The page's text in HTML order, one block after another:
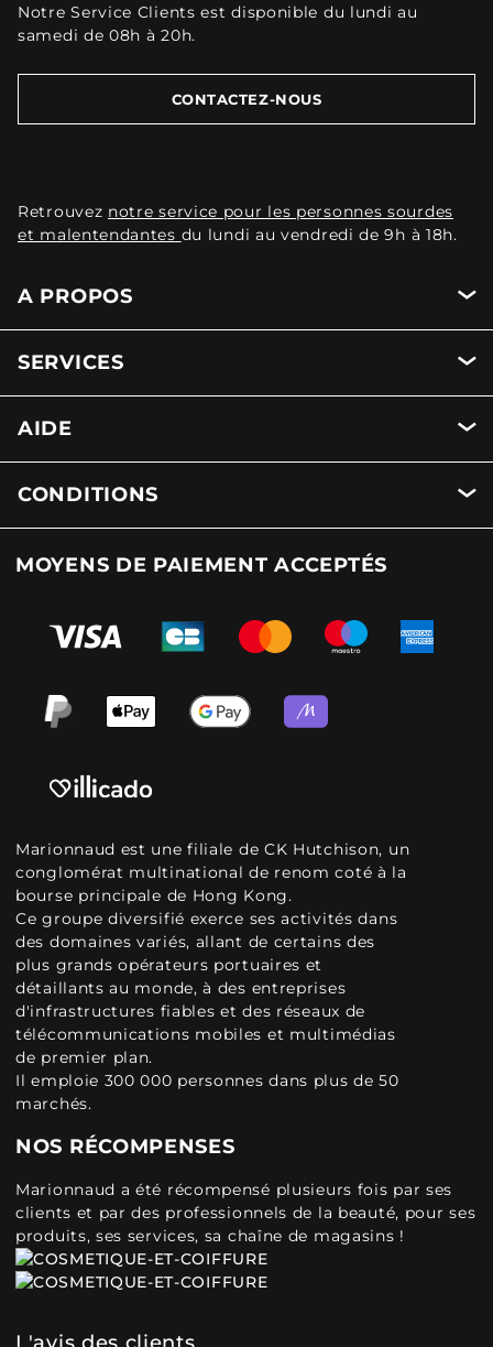
Notre Service Clients est disponible du lundi au
samedi de 08h à 20h.
CONTACTEZ-NOUS
Retrouvez notre service pour les personnes sourdes
et malentendantes du lundi au vendredi de 9h à 18h.
A PROPOS
SERVICES
AIDE
CONDITIONS
MOYENS DE PAIEMENT ACCEPTÉS
Marionnaud est une filiale de CK Hutchison, un
conglomérat multinational de renom coté à la
bourse principale de Hong Kong.
Ce groupe diversifié exerce ses activités dans
des domaines variés, allant de certains des
plus grands opérateurs portuaires et
détaillants au monde, à des entreprises
d'infrastructures fiables et des réseaux de
télécommunications mobiles et multimédias
de premier plan.
Il emploie 300 000 personnes dans plus de 50
marchés.
NOS RÉCOMPENSES
Marionnaud a été récompensé plusieurs fois par ses
clients et par des professionnels de la beauté, pour ses
produits, ses services, sa chaîne de magasins !